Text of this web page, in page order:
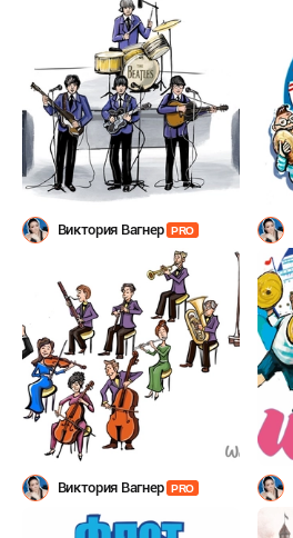
Виктория Вагнер PRO
Виктория Вагнер PRO